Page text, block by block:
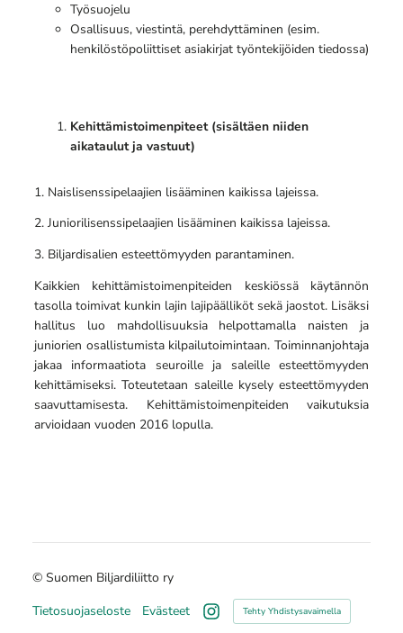
Työsuojelu
Osallisuus, viestintä, perehdyttäminen (esim.
henkilöstöpoliittiset asiakirjat työntekijöiden tiedossa)
Kehittämistoimenpiteet (sisältäen niiden
aikataulut ja vastuut)
1. Naislisenssipelaajien lisääminen kaikissa lajeissa.
2. Juniorilisenssipelaajien lisääminen kaikissa lajeissa.
3. Biljardisalien esteettömyyden parantaminen.
Kaikkien kehittämistoimenpiteiden keskiössä käytännön
tasolla toimivat kunkin lajin lajipäälliköt sekä jaostot. Lisäksi
hallitus luo mahdollisuuksia helpottamalla naisten ja
juniorien osallistumista kilpailutoimintaan. Toiminnanjohtaja
jakaa informaatiota seuroille ja saleille esteettömyyden
kehittämiseksi. Toteutetaan saleille kysely esteettömyyden
saavuttamisesta. Kehittämistoimenpiteiden vaikutuksia
arvioidaan vuoden 2016 lopulla.
© Suomen Biljardiliitto ry
Tietosuojaseloste
Evästeet
Instagram
Tehty Yhdistysavaimella